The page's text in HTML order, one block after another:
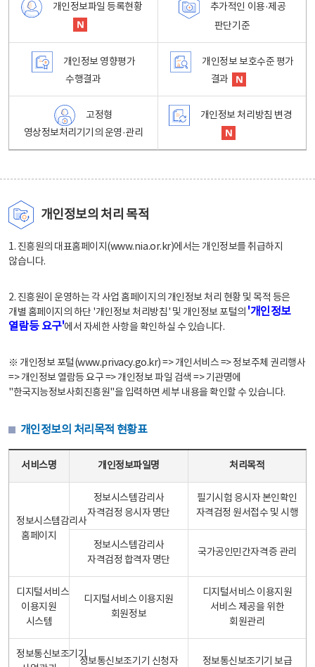
개인정보파일 등록현황
추가적인 이용·제공
판단기준
개인정보 영향평가
수행결과
개인정보 보호수준 평가
결과
고정형
영상정보처리기기의 운영·관리
개인정보 처리방침 변경
개인정보의 처리 목적
1. 진흥원의 대표홈페이지(www.nia.or.kr)에서는 개인정보를 취급하지
않습니다.
2. 진흥원이 운영하는 각 사업 홈페이지의 개인정보 처리 현황 및 목적 등은
개별 홈페이지의 하단 '개인정보 처리방침' 및 개인정보 포털의 '개인정보
열람등 요구'에서 자세한 사항을 확인하실 수 있습니다.
※ 개인정보 포털(www.privacy.go.kr) => 개인서비스 => 정보주체 권리행사
=> 개인정보 열람등 요구 => 개인정보 파일 검색 => 기관명에
"한국지능정보사회진흥원"을 입력하면 세부 내용을 확인할 수 있습니다.
개인정보의 처리목적 현황표
서비스명 개인정보파일명 처리목적
정보시스템감리사
홈페이지
정보시스템감리사
자격검정 응시자 명단
필기시험 응시자 본인확인
자격검정 원서접수 및 시행
정보시스템감리사
자격검정 합격자 명단
국가공인민간자격증 관리
디지털서비스
이용지원
시스템
디지털서비스 이용지원
회원정보
디지털서비스 이용지원
서비스 제공을 위한
회원관리
정보통신보조기기
정보통신보조기기 신청자
정보통신보조기기 보급